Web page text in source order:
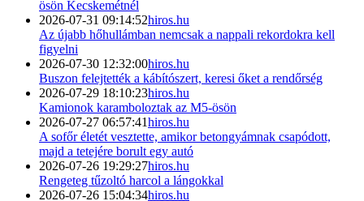
ösön Kecskemétnél
2026-07-31 09:14:52hiros.hu
Az újabb hőhullámban nemcsak a nappali rekordokra kell
figyelni
2026-07-30 12:32:00hiros.hu
Buszon felejtették a kábítószert, keresi őket a rendőrség
2026-07-29 18:10:23hiros.hu
Kamionok karamboloztak az M5-ösön
2026-07-27 06:57:41hiros.hu
A sofőr életét vesztette, amikor betongyámnak csapódott,
majd a tetejére borult egy autó
2026-07-26 19:29:27hiros.hu
Rengeteg tűzoltó harcol a lángokkal
2026-07-26 15:04:34hiros.hu